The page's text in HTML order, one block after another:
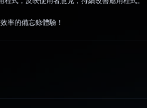
率的備忘錄體驗！